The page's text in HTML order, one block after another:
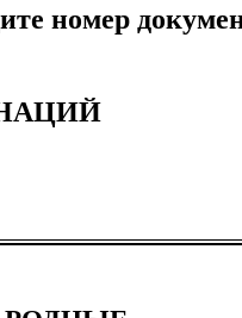
номер